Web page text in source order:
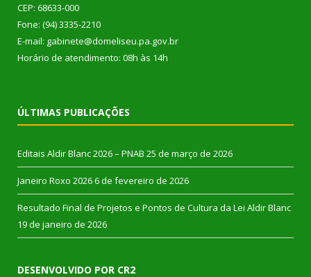
CEP: 68633-000
Fone: (94) 3335-2210
E-mail: gabinete@domeliseu.pa.gov.br
Horário de atendimento: 08h às 14h
ÚLTIMAS PUBLICAÇÕES
Editais Aldir Blanc 2026 – PNAB 25 de março de 2026
Janeiro Roxo 2026 6 de fevereiro de 2026
Resultado Final de Projetos e Pontos de Cultura da Lei Aldir Blanc
19 de janeiro de 2026
DESENVOLVIDO POR CR2